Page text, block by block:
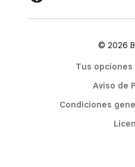
© 2026
Tus opciones
Aviso de
Condiciones